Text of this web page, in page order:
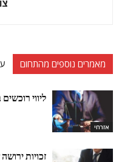
מאמרים נוספים מהתחום
אזרחי
ליווי
זכויות